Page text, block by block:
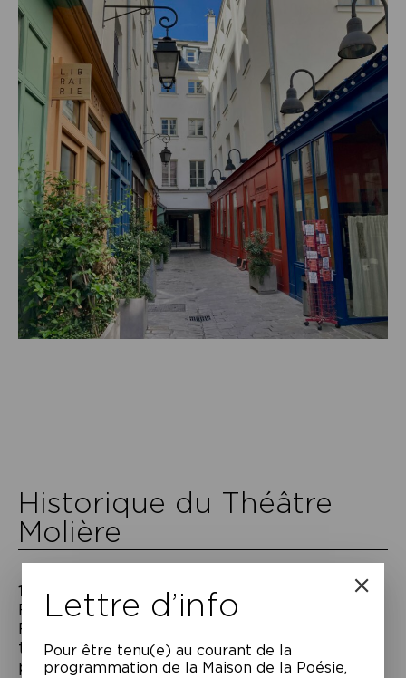
Historique du Théâtre
Molière
1791
Fondation du théâtre Molière par Jean-
François Boursault-Malherbe, qui place le
théâtre sous l’égide de Molière. La première
pièce qui y est jouée est leMisanthrope.
Lettre d’info
Pour être tenu(e) au courant de la
programmation de la Maison de la Poésie,